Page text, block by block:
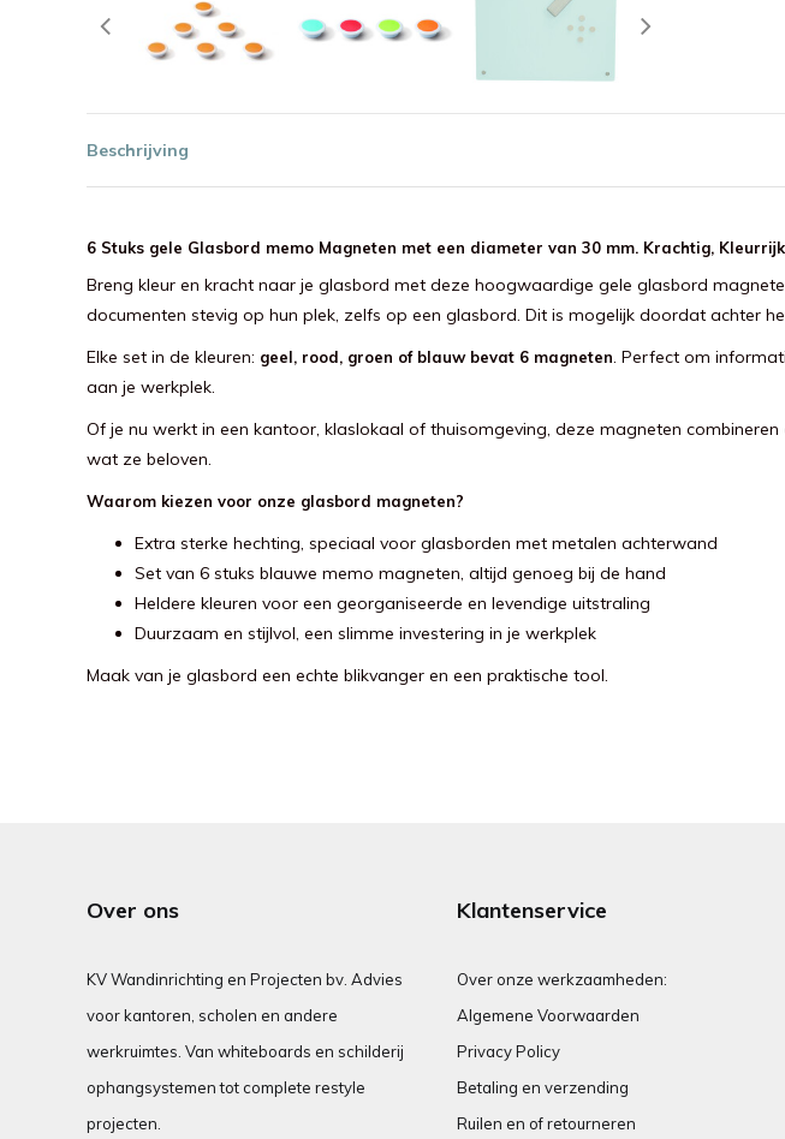
Beschrijving
6 Stuks gele Glasbord memo Magneten met een diameter van 30 mm. Krachtig,
Breng kleur en kracht naar je glasbord met deze hoogwaardige gele glasbord
documenten stevig op hun plek, zelfs op een glasbord. Dit is mogelijk doordat achter
Elke set in de kleuren: geel, rood, groen of blauw bevat 6 magneten. Perfect om
aan je werkplek.
Of je nu werkt in een kantoor, klaslokaal of thuisomgeving, deze magneten combineren
wat ze beloven.
Waarom kiezen voor onze glasbord magneten?
Extra sterke hechting, speciaal voor glasborden met metalen achterwand
Set van 6 stuks blauwe memo magneten, altijd genoeg bij de hand
Heldere kleuren voor een georganiseerde en levendige uitstraling
Duurzaam en stijlvol, een slimme investering in je werkplek
Maak van je glasbord een echte blikvanger en een praktische tool.
Over ons
KV Wandinrichting en Projecten bv. Advies
voor kantoren, scholen en andere
werkruimtes. Van whiteboards en schilderij
ophangsystemen tot complete restyle
projecten.
Klantenservice
Over onze werkzaamheden:
Algemene Voorwaarden
Privacy Policy
Betaling en verzending
Ruilen en of retourneren